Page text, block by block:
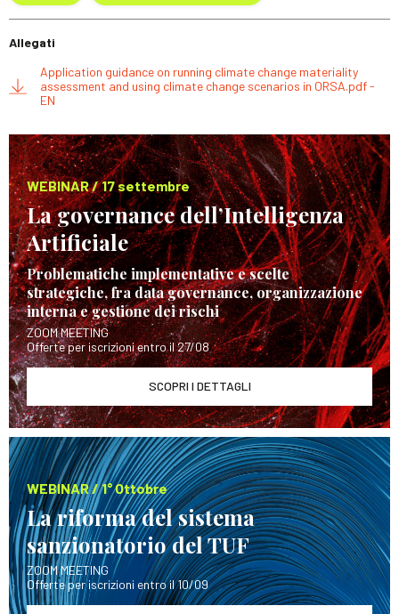
Allegati
Application guidance on running climate change materiality
assessment and using climate change scenarios in ORSA.pdf -
EN
WEBINAR / 17 settembre
La governance dell’Intelligenza
Artificiale
Problematiche implementative e scelte
strategiche, fra data governance, organizzazione
interna e gestione dei rischi
ZOOM MEETING
Offerte per iscrizioni entro il 27/08
SCOPRI I DETTAGLI
WEBINAR / 1° Ottobre
La riforma del sistema
sanzionatorio del TUF
ZOOM MEETING
Offerte per iscrizioni entro il 10/09